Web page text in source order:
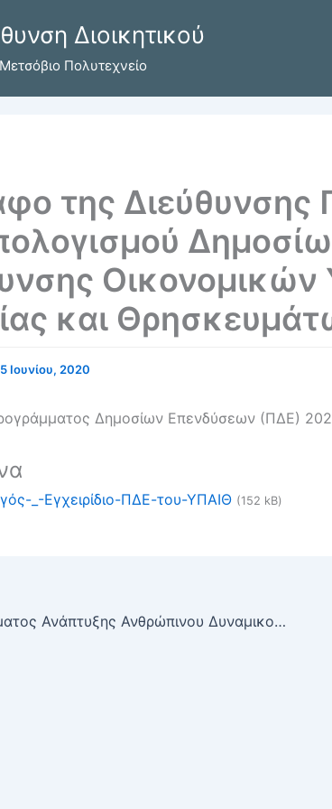
Διοικητικού
Πολυτεχνείο
της Διεύθυνσης
και
Ιουνίου, 2020
Δημοσίων Επενδύσεων (ΠΔΕ)
_-Εγχειρίδιο-ΠΔΕ-του-ΥΠΑΙΘ (152 kB)
Έγγραφο του Τμήματος Ανάπτυξης Ανθρώπινου Δυναμικού της Διεύθυνσης Προγραμματισμού και Ανάπτυξης Ανθρώπινου Δυναμικού του Υπουργείου Εσωτερικών με θέμα: